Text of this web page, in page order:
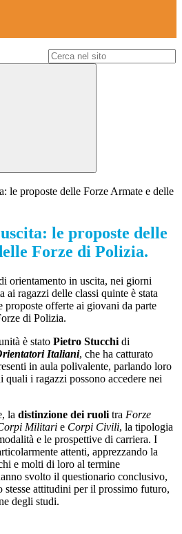
le proposte delle Forze Armate e delle
le proposte delle
Forze di Polizia.
orientamento in uscita, nei giorni
ai ragazzi delle classi quinte è stata
proposte offerte ai giovani da parte
di Polizia.
è stato Pietro Stucchi di
rientatori Italiani, che ha catturato
in aula polivalente, parlando loro
quali i ragazzi possono accedere nei
la distinzione dei ruoli tra Forze
Militari e Corpi Civili, la tipologia
e le prospettive di carriera. I
attenti, apprezzando la
e molti di loro al termine
svolto il questionario conclusivo,
stesse attitudini per il prossimo futuro,
degli studi.